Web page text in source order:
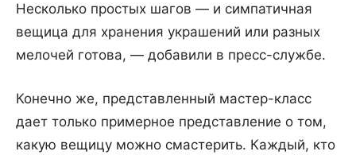
Несколько простых шагов — и симпатичная
вещица для хранения украшений или разных
мелочей готова, — добавили в пресс-службе.
Конечно же, представленный мастер-класс
дает только примерное представление о том,
какую вещицу можно смастерить. Каждый, кто